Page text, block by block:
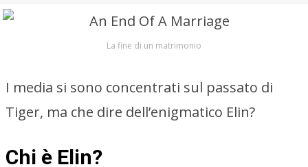
La fine di un matrimonio
I media si sono concentrati sul passato di
Tiger, ma che dire dell’enigmatico Elin?
Chi è Elin?